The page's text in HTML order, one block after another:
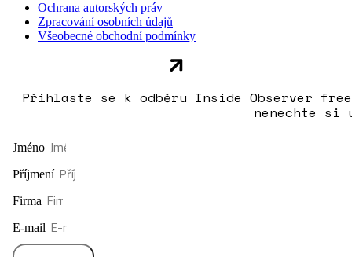
Ochrana autorských práv
Zpracování osobních údajů
Všeobecné obchodní podmínky
Přihlaste se k odběru Inside Observer
nenechte si
Jméno
Příjmení
Firma
E-mail